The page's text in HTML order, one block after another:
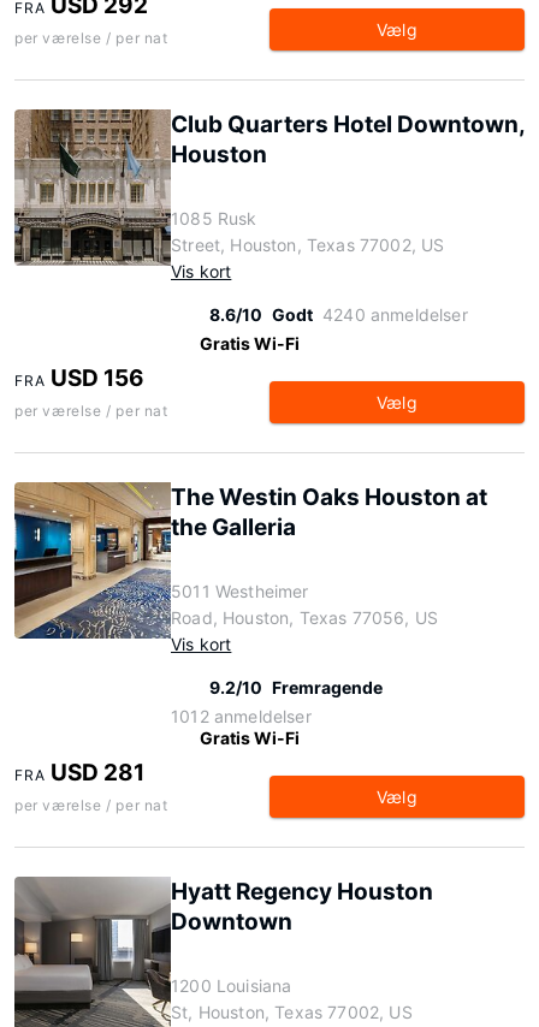
FRA
per værelse / per nat Vælg
Club Quarters Hotel Downtown,
Houston
1085 Rusk
Street, Houston, Texas 77002, US
Vis kort
8.6/10 Godt 4240 anmeldelser
Gratis Wi-Fi
FRA USD 156
per værelse / per nat Vælg
The Westin Oaks Houston at
the Galleria
5011 Westheimer
Road, Houston, Texas 77056, US
Vis kort
9.2/10 Fremragende
1012 anmeldelser
Gratis Wi-Fi
FRA USD 281
per værelse / per nat Vælg
Hyatt Regency Houston
Downtown
1200 Louisiana
St, Houston, Texas 77002, US